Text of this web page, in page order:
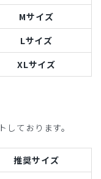
Mサイズ
Lサイズ
XLサイズ
ております。
推奨サイズ